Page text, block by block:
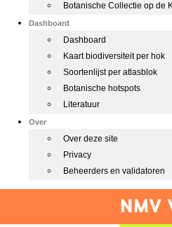
Botanische Collectie op de
Dashboard
Dashboard
Kaart biodiversiteit per hok
Soortenlijst per atlasblok
Botanische hotspots
Literatuur
Over
Over deze site
Privacy
Beheerders en validatoren
NMV